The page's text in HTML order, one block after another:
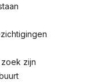
zijn